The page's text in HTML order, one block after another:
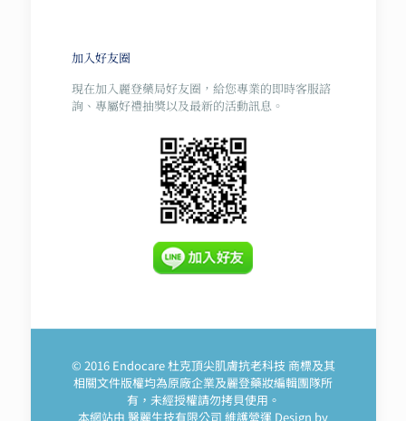
NT$ 5,600。
加入好友圈
現在加入麗登藥局好友圈，給您專業的即時客服諮
詢、專屬好禮抽獎以及最新的活動訊息。
© 2016 Endocare 杜克頂尖肌膚抗老科技 商標及其
相關文件版權均為原廠企業及麗登藥妝編輯團隊所
有，未經授權請勿拷貝使用。
本網站由 醫麗生技有限公司 維護營運 Design by